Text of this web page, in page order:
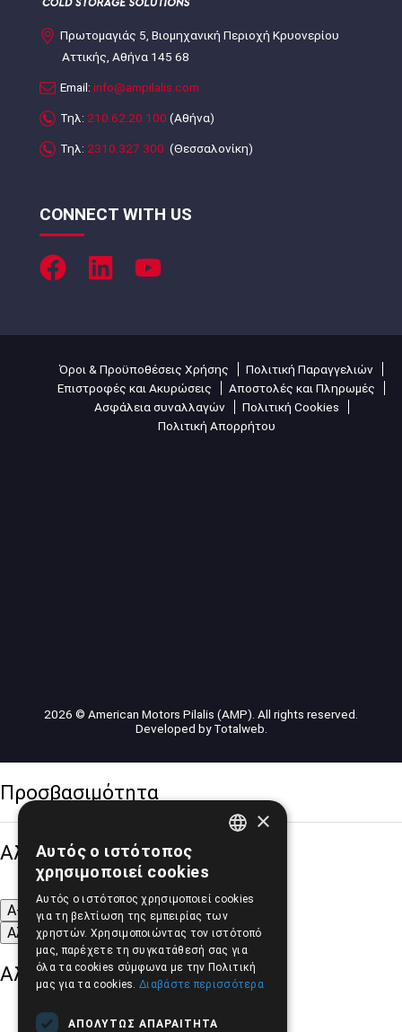
Πρωτομαγιάς 5, Βιομηχανική Περιοχή Κρυονερίου
Αττικής, Αθήνα 145 68
Email: info@ampilalis.com
Τηλ: 210.62.20.100 (Αθήνα)
Τηλ: 2310.327.300 (Θεσσαλονίκη)
CONNECT WITH US
Όροι & Προϋποθέσεις Χρήσης
Πολιτική Παραγγελιών
Επιστροφές και Ακυρώσεις
Αποστολές και Πληρωμές
Ασφάλεια συναλλαγών
Πολιτική Cookies
Πολιτική Απορρήτου
2026 © American Motors Pilalis (AMP). All rights reserved.
Developed byTotalweb
Προσβασιμότητα
Αλλαγή Μεγέθους
A- A+
A
Αλλαγή Γραμματοσειράς
Αλλαγή Χρώματος
×
Αυτός ο ιστότοπος
χρησιμοποιεί cookies
Αυτός ο ιστότοπος χρησιμοποιεί cookies
για τη βελτίωση της εμπειρίας των
χρηστών. Χρησιμοποιώντας τον ιστότοπό
μας, παρέχετε τη συγκατάθεσή σας για
όλα τα cookies σύμφωνα με την Πολιτική
μας για τα cookies. Διαβάστε περισσότερα
ΑΠΟΛΎΤΩΣ ΑΠΑΡΑΊΤΗΤΑ